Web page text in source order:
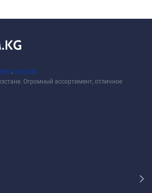
, sexshop
Огромный ассортимент, отличное